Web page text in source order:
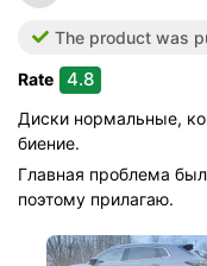
The product was
Rate 4.8
Диски нормальные,
биение.
Главная проблема
поэтому прилагаю.